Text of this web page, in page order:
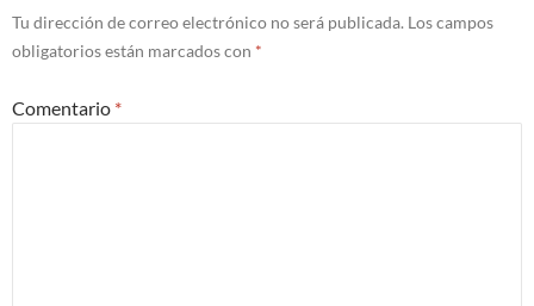
Tu dirección de correo electrónico no será publicada. Los campos
obligatorios están marcados con *
Comentario *